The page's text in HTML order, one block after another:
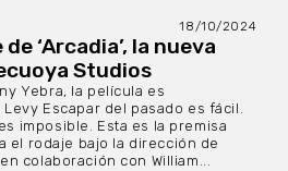
18/10/2024
‘Arcadia’, la nueva
Studios
Yebra, la película es
Escapar del pasado es fácil.
imposible. Esta es la premisa
el rodaje bajo la dirección de
colaboración con William...